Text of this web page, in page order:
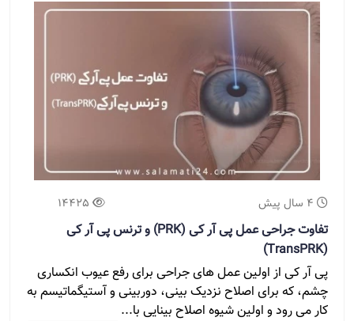
4 سال پیش 14425
تفاوت جراحی عمل پی آر کی (PRK) و ترنس پی آر کی
(TransPRK)
پی آر کی از اولین عمل های جراحی برای رفع عیوب انکساری
چشم، که برای اصلاح نزدیک بینی، دوربینی و آستیگماتیسم به
کار می رود و اولین شیوه اصلاح بینایی با...